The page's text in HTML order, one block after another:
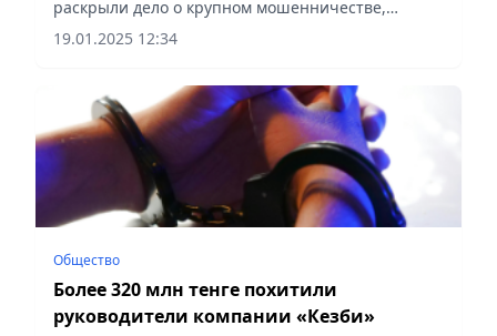
раскрыли дело о крупном мошенничестве,
сообщает Vecher.kz.
19.01.2025 12:34
Общество
Более 320 млн тенге похитили
руководители компании «Кезби»